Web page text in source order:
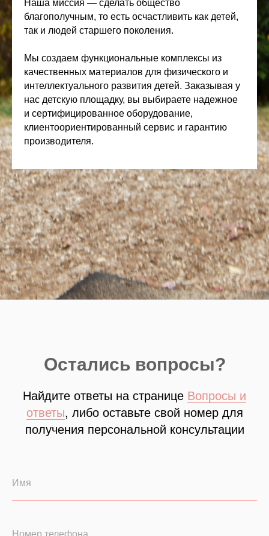
Наша миссия — сделать общество
благополучным, то есть осчастливить как детей,
так и людей старшего поколения.
Мы создаем функциональные комплексы из
качественных материалов для физического и
интеллектуального развития детей. Заказывая у
нас детскую площадку, вы выбираете надежное
и сертифицированное оборудование,
клиентоориентированный сервис и гарантию
производителя.
Остались вопросы?
Найдите ответы на странице Вопросы и
ответы, либо оставьте свой номер для
получения персональной консультации